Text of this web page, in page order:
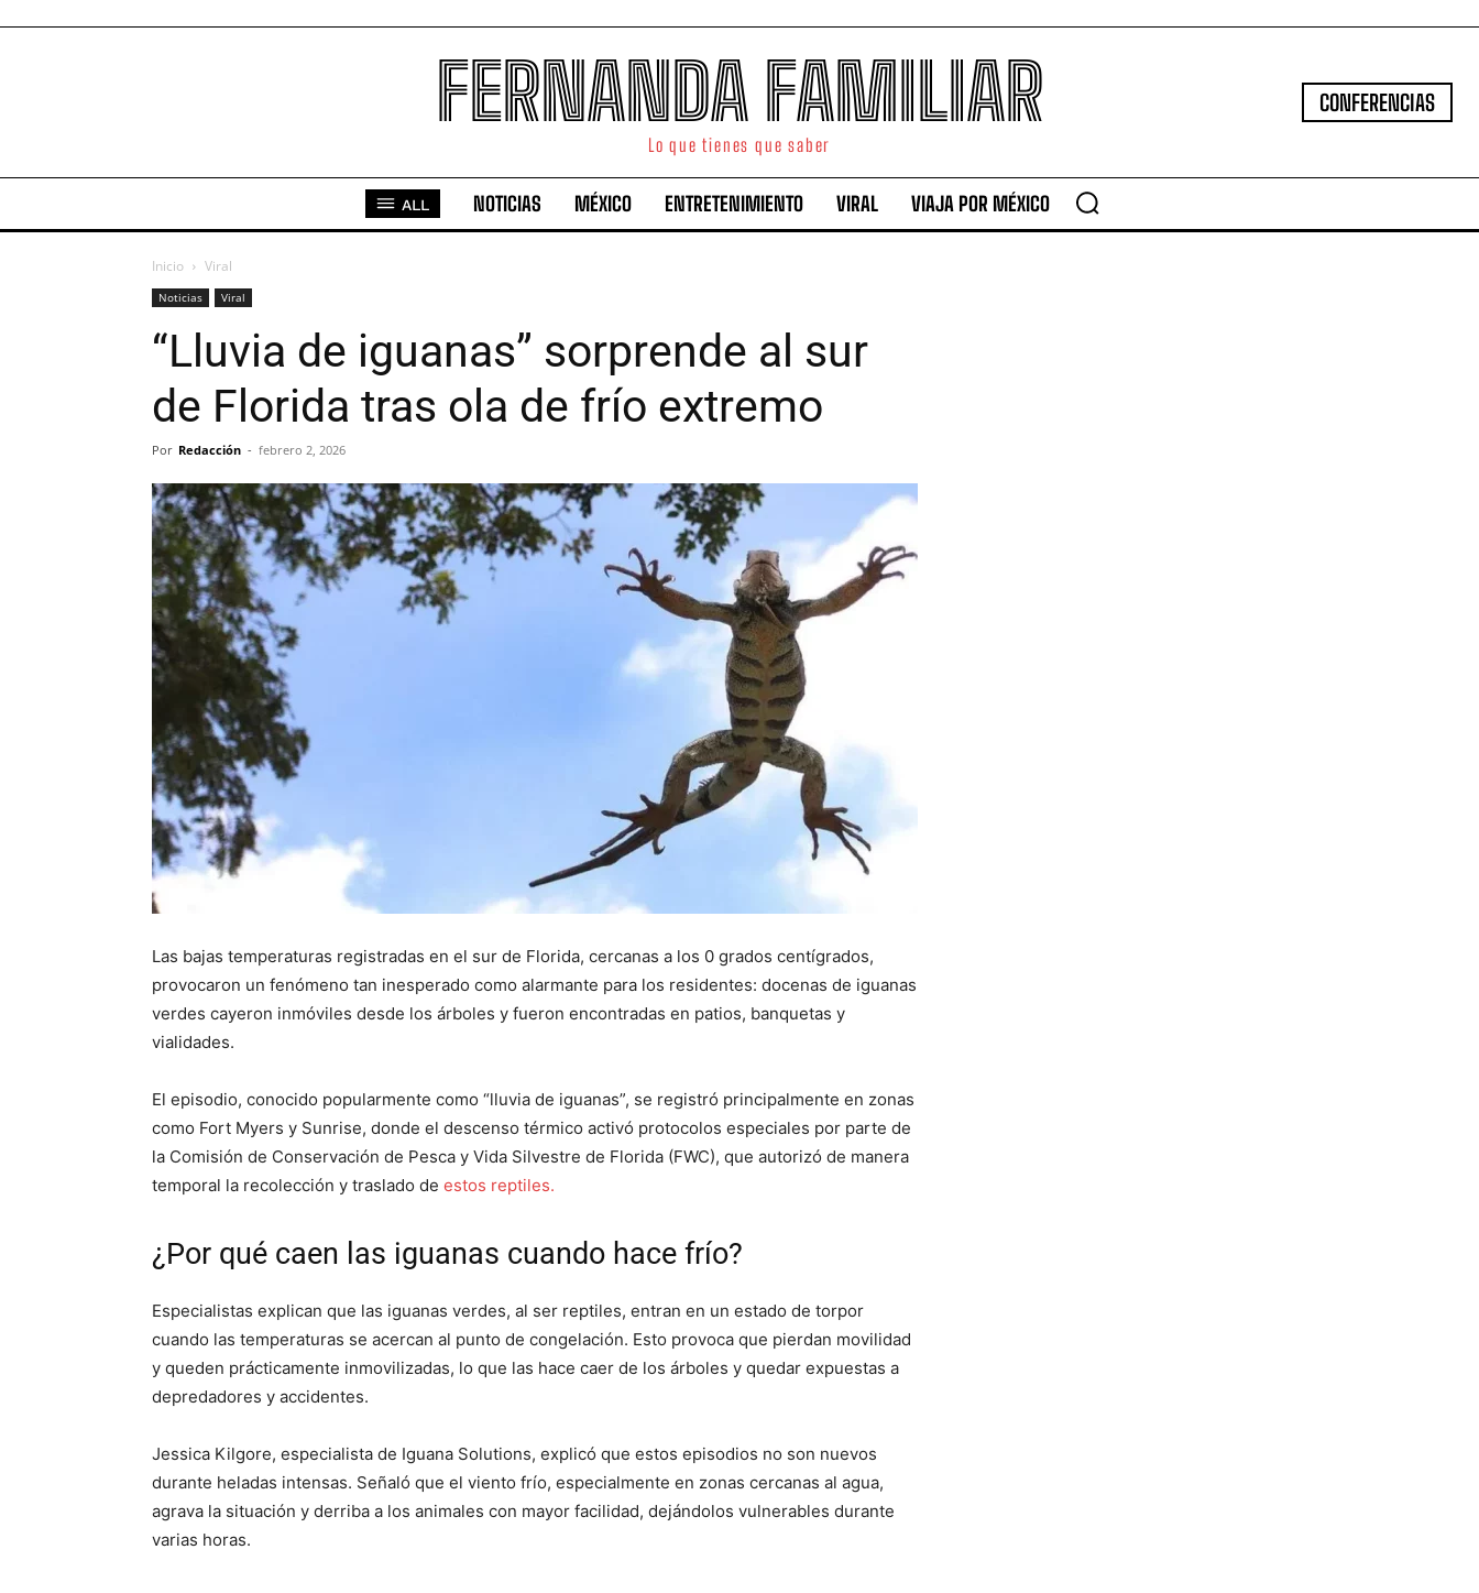
FERNANDA FAMILIAR
Lo que tienes que saber
CONFERENCIAS
ALL NOTICIAS MÉXICO ENTRETENIMIENTO VIRAL VIAJA POR MÉXICO
Inicio Viral
Noticias Viral
“Lluvia de iguanas” sorprende al sur
de Florida tras ola de frío extremo
Por Redacción - febrero 2, 2026
Las bajas temperaturas registradas en el sur de Florida, cercanas a los 0 grados centígrados,
provocaron un fenómeno tan inesperado como alarmante para los residentes: docenas de iguanas
verdes cayeron inmóviles desde los árboles y fueron encontradas en patios, banquetas y
vialidades.
El episodio, conocido popularmente como “lluvia de iguanas”, se registró principalmente en zonas
como Fort Myers y Sunrise, donde el descenso térmico activó protocolos especiales por parte de
la Comisión de Conservación de Pesca y Vida Silvestre de Florida (FWC), que autorizó de manera
temporal la recolección y traslado de estos reptiles.
¿Por qué caen las iguanas cuando hace frío?
Especialistas explican que las iguanas verdes, al ser reptiles, entran en un estado de torpor
cuando las temperaturas se acercan al punto de congelación. Esto provoca que pierdan movilidad
y queden prácticamente inmovilizadas, lo que las hace caer de los árboles y quedar expuestas a
depredadores y accidentes.
Jessica Kilgore, especialista de Iguana Solutions, explicó que estos episodios no son nuevos
durante heladas intensas. Señaló que el viento frío, especialmente en zonas cercanas al agua,
agrava la situación y derriba a los animales con mayor facilidad, dejándolos vulnerables durante
varias horas.